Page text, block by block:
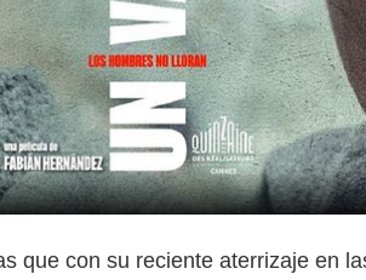
que con su reciente aterrizaje en